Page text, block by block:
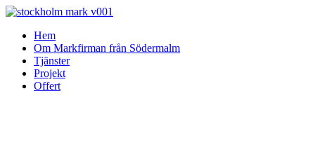
Skip
contentHem
Om Markfirman från Södermalm
Tjänster
Projekt
Offert